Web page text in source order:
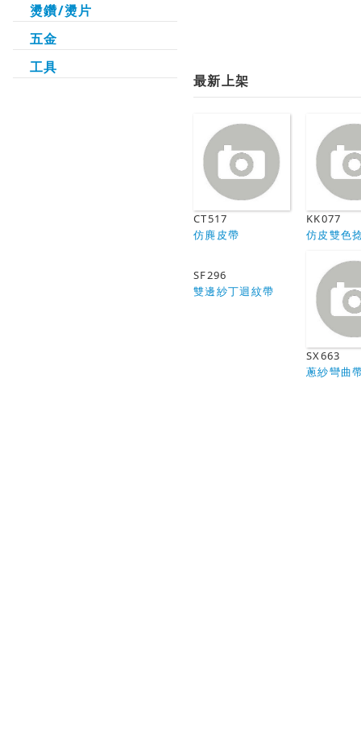
燙鑽/燙片
五金
工具
最新上架
CT517
仿麂皮帶
KK077
仿皮雙色
SF296
雙邊紗丁迴紋帶
SX663
蔥紗彎曲